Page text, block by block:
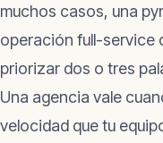
muchos casos, una
operación full-service
priorizar dos o tres
Una agencia vale
velocidad que tu